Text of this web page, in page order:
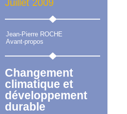
Juillet 2009
Jean-Pierre ROCHE
Avant-propos
Changement
climatique et
développement
durable